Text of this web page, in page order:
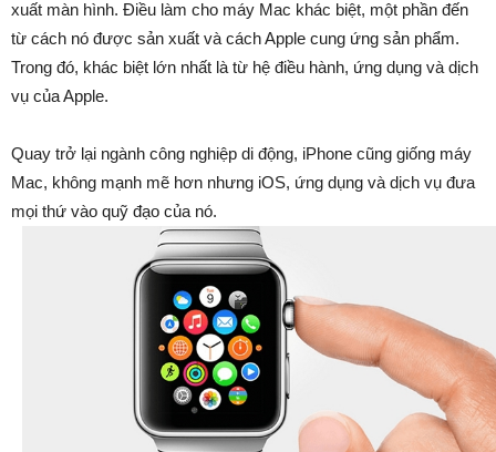
xuất màn hình. Điều làm cho máy Mac khác biệt, một phần đến
từ cách nó được sản xuất và cách Apple cung ứng sản phẩm.
Trong đó, khác biệt lớn nhất là từ hệ điều hành, ứng dụng và dịch
vụ của Apple.
Quay trở lại ngành công nghiệp di động, iPhone cũng giống máy
Mac, không mạnh mẽ hơn nhưng iOS, ứng dụng và dịch vụ đưa
mọi thứ vào quỹ đạo của nó.